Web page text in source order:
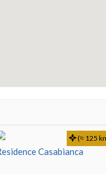
Casabianca
(≈ 125